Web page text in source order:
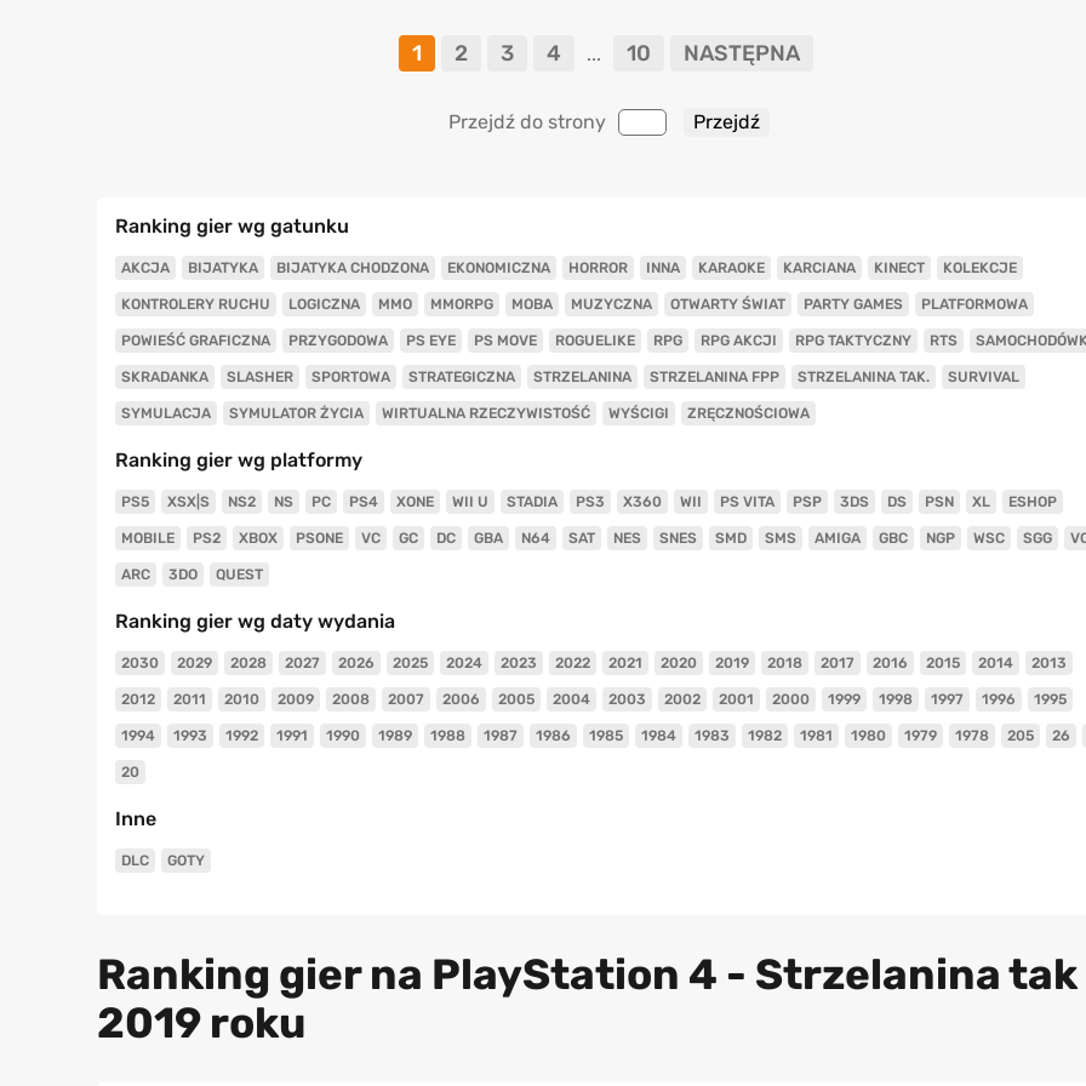
1 2 3 4 ... 10 NASTĘPNA
Przejdź do strony
Ranking gier wg gatunku
AKCJA BIJATYKA BIJATYKA CHODZONA EKONOMICZNA HORROR INNA KARAOKE KARCIANA KINECT KOLEKCJE
KONTROLERY RUCHU LOGICZNA MMO MMORPG MOBA MUZYCZNA OTWARTY ŚWIAT PARTY GAMES PLATFORMOWA
POWIEŚĆ GRAFICZNA PRZYGODOWA PS EYE PS MOVE ROGUELIKE RPG RPG AKCJI RPG TAKTYCZNY RTS
SKRADANKA SLASHER SPORTOWA STRATEGICZNA STRZELANINA STRZELANINA FPP STRZELANINA TAK. SURVIVAL
SYMULACJA SYMULATOR ŻYCIA WIRTUALNA RZECZYWISTOŚĆ WYŚCIGI ZRĘCZNOŚCIOWA
Ranking gier wg platformy
PS5 XSX|S NS2 NS PC PS4 XONE WII U STADIA PS3 X360 WII PS VITA PSP 3DS DS PSN XL ESHOP
MOBILE PS2 XBOX PSONE VC GC DC GBA N64 SAT NES SNES SMD SMS AMIGA GBC NGP WSC SGG
ARC 3DO QUEST
Ranking gier wg daty wydania
2030 2029 2028 2027 2026 2025 2024 2023 2022 2021 2020 2019 2018 2017 2016 2015 2014 2013
2012 2011 2010 2009 2008 2007 2006 2005 2004 2003 2002 2001 2000 1999 1998 1997 1996 1995
1994 1993 1992 1991 1990 1989 1988 1987 1986 1985 1984 1983 1982 1981 1980 1979 1978 205 26
20
Inne
DLC GOTY
Ranking gier na PlayStation 4 - Strzelanina tak
2019 roku